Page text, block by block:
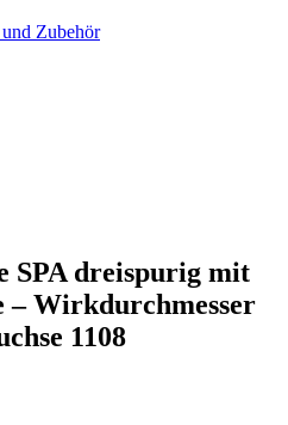
Zubehör
SPA dreispurig mit
– Wirkdurchmesser
1108